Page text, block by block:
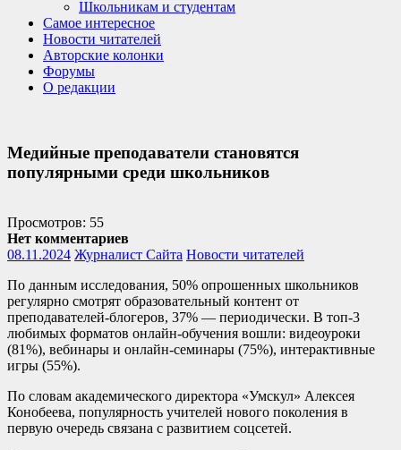
Школьникам и студентам
Самое интересное
Новости читателей
Авторские колонки
Форумы
О редакции
Медийные преподаватели становятся
популярными среди школьников
Просмотров: 55
Нет комментариев
08.11.2024 Журналист Сайта Новости читателей
По данным исследования, 50% опрошенных школьников
регулярно смотрят образовательный контент от
преподавателей-блогеров, 37% — периодически. В топ-3
любимых форматов онлайн-обучения вошли: видеоуроки
(81%), вебинары и онлайн-семинары (75%), интерактивные
игры (55%).
По словам академического директора «Умскул» Алексея
Конобеева, популярность учителей нового поколения в
первую очередь связана с развитием соцсетей.